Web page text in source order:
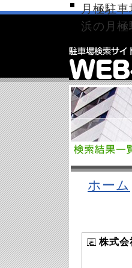
月極駐
浜の月
ホーム
株式会